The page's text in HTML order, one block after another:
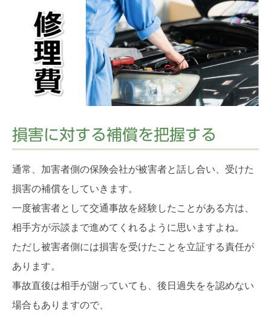
損害に対する補償を把握する
通常、加害者側の保険会社が被害者と話し合い、受けた
損害の補償をしていきます。
一度被害者として交通事故を経験したことがある方は、
相手方が示談まで進めてくれるように思いますよね。
ただし被害者側には損害を受けたことを立証する責任が
あります。
事故直後は相手が謝っていても、後日過失をを認めない
場合もありますので、